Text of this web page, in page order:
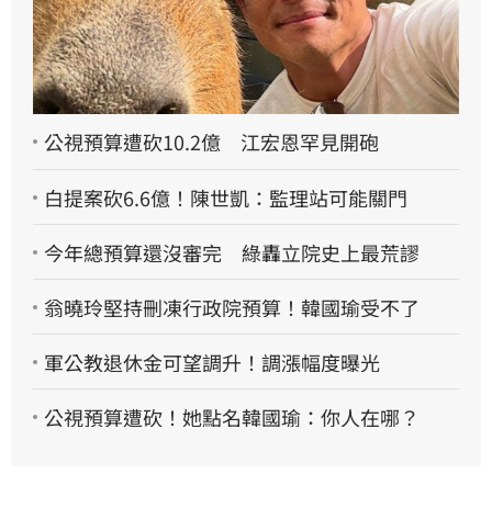
公視預算遭砍10.2億 江宏恩罕見開砲
白提案砍6.6億！陳世凱：監理站可能關門
今年總預算還沒審完 綠轟立院史上最荒謬
翁曉玲堅持刪凍行政院預算！韓國瑜受不了
軍公教退休金可望調升！調漲幅度曝光
公視預算遭砍！她點名韓國瑜：你人在哪？